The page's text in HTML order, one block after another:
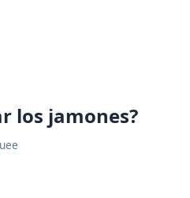
los jamones?